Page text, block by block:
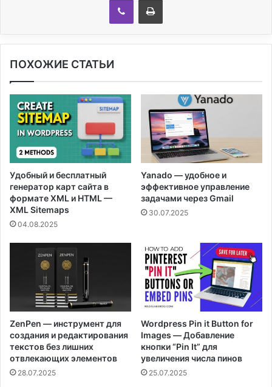
ПОХОЖИЕ СТАТЬИ
Удобный и бесплатный
генератор карт сайта в
формате XML и HTML —
XML Sitemaps
04.08.2025
Yanado — удобное и
эффективное управление
задачами через Gmail
30.07.2025
ZenPen — инструмент для
создания и редактирования
текстов без лишних
отвлекающих элементов
28.07.2025
Wordpress Pin it Button for
Images — Добавление
кнопки “Pin It” для
увеличения числа пинов
25.07.2025